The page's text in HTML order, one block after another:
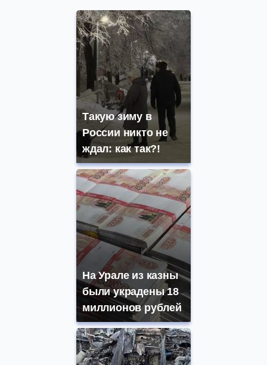
Такую зиму в
России никто не
ждал: как так?!
На Урале из казны
были украдены 18
миллионов рублей